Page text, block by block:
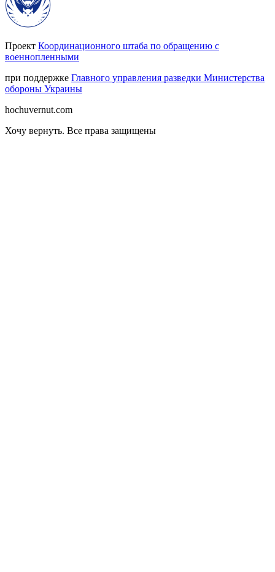
Проект Координационного штаба по обращению с
военнопленными
при поддержке Главного управления разведки Министерства
обороны Украины
hochuvernut.com
Хочу вернуть. Все права защищены